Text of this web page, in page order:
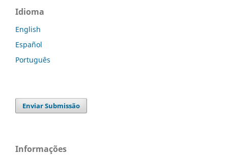
Idioma
English
Español
Português
Enviar Submissão
Informações